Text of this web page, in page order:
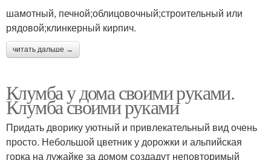
шамотный, печной;облицовочный;строительный или
рядовой;клинкерный кирпич.
читать дальше →
Клумба у дома своими руками.
Клумба своими руками
Придать дворику уютный и привлекательный вид очень
просто. Небольшой цветник у дорожки и альпийская
горка на лужайке за домом создадут неповторимый